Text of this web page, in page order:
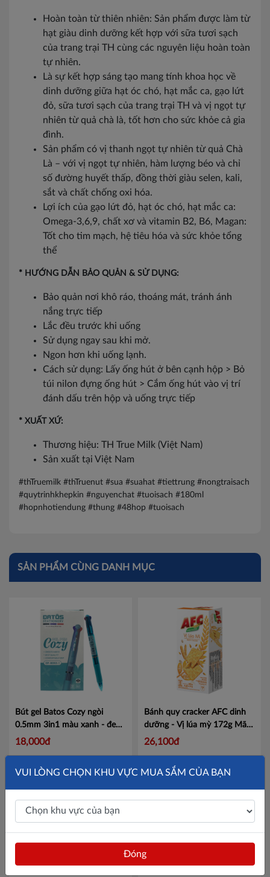
Hoàn toàn từ thiên nhiên: Sản phẩm được làm từ
hạt giàu dinh dưỡng kết hợp với sữa tươi sạch
của trang trại TH cùng các nguyên liệu hoàn toàn
tự nhiên.
Là sự kết hợp sáng tạo mang tính khoa học về
dinh dưỡng giữa hạt óc chó, hạt mắc ca, gạo lứt
đỏ, sữa tươi sạch của trang trại TH và vị ngọt tự
nhiên từ quả chà là, tốt hơn cho sức khỏe cả gia
đình.
Sản phẩm có vị thanh ngọt tự nhiên từ quả Chà
Là – với vị ngọt tự nhiên, hàm lượng béo và chỉ
số đường huyết thấp, đồng thời giàu selen, kali,
sắt và chất chống oxi hóa.
Lợi ích của gạo lứt đỏ, hạt óc chó, hạt mắc ca:
Omega-3,6,9, chất xơ và vitamin B2, B6, Magan:
Tốt cho tim mạch, hệ tiêu hóa và sức khỏe tổng
thể
* HƯỚNG DẪN BẢO QUẢN & SỬ DỤNG:
Bảo quản nơi khô ráo, thoáng mát, tránh ánh
nắng trực tiếp
Lắc đều trước khi uống
Sử dụng ngay sau khi mở.
Ngon hơn khi uống lạnh.
Cách sử dụng: Lấy ống hút ở bên cạnh hộp > Bỏ
túi nilon đựng ống hút > Cắm ống hút vào vị trí
đánh dấu trên hộp và uống trực tiếp
* XUẤT XỨ:
Thương hiệu: TH True Milk (Việt Nam)
Sản xuất tại Việt Nam
#thTruemilk #thTruenut #sua #suahat #tiettrung #nongtraisach
#quytrinhkhepkin #nguyenchat #tuoisach #180ml
#hopnhotiendung #thung #48hop #tuoisach
SẢN PHẨM CÙNG DANH MỤC
Bút gel Batos Cozy ngòi
0.5mm 3in1 màu xanh - đen -
đỏ Mã GP-B053-1
18,000đ
Bánh quy cracker AFC dinh
dưỡng - Vị lúa mỳ 172g Mã
4305248
26,100đ
VUI LÒNG CHỌN KHU VỰC MUA SẮM CỦA BẠN
Đóng